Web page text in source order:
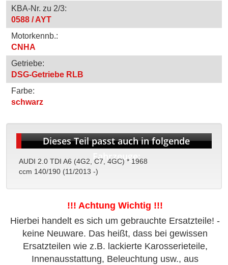
KBA-Nr. zu 2/3:
0588 / AYT
Motorkennb.:
CNHA
Getriebe:
DSG-Getriebe RLB
Farbe:
schwarz
Dieses Teil passt auch in folgende
Fahrzeuge:
AUDI 2.0 TDI A6 (4G2, C7, 4GC) * 1968
ccm 140/190 (11/2013 -)
!!! Achtung Wichtig !!!
Hierbei handelt es sich um gebrauchte Ersatzteile! -
keine Neuware. Das heißt, dass bei gewissen
Ersatzteilen wie z.B. lackierte Karosserieteile,
Innenausstattung, Beleuchtung usw., aus